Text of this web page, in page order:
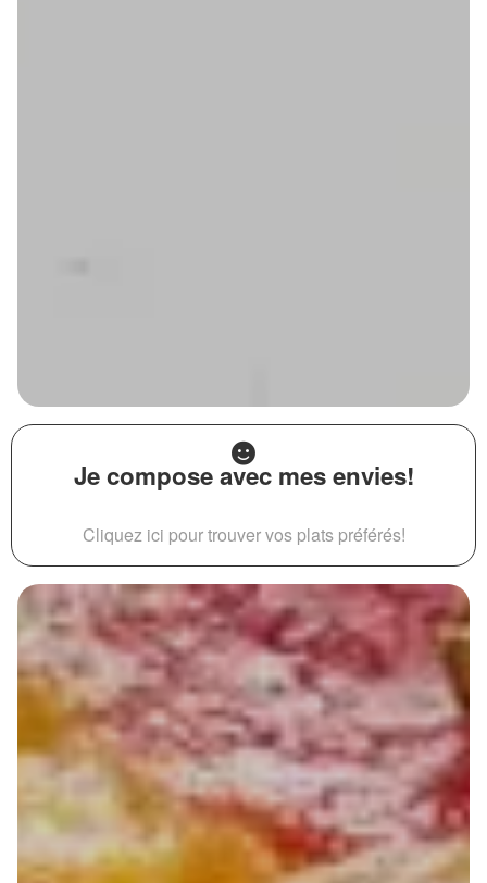
Je compose avec mes envies!
Cliquez ici pour trouver vos plats préférés!